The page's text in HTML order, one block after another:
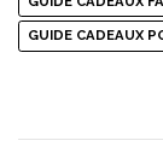
GUIDE CADEAUX